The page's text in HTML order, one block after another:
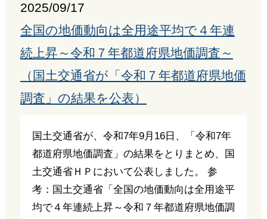
2025/09/17
全国の地価動向は全用途平均で４年連
続上昇～令和７年都道府県地価調査～
（国土交通省が「令和７年都道府県地価
調査」の結果を公表）
国土交通省が、令和7年9月16日、「令和7年
都道府県地価調査」の結果をとりまとめ、国
土交通省ＨＰにおいて公表しました。 参
考：国土交通省「全国の地価動向は全用途平
均で４年連続上昇～令和７年都道府県地価調